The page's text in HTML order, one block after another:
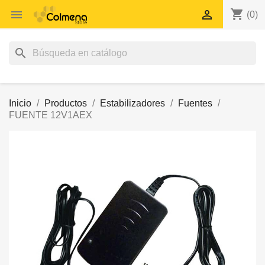
 shopping_cart (0)

search
Inicio Productos Estabilizadores
Fuentes
FUENTE 12V1AEX